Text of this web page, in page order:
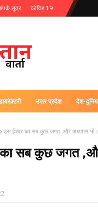
सूत्र कोविड 19
उत्तर प्रदेश देश-
उस ईश्वर का सब कुछ जगत ,और अध्यात्म भी।
सब कुछ जगत ,और